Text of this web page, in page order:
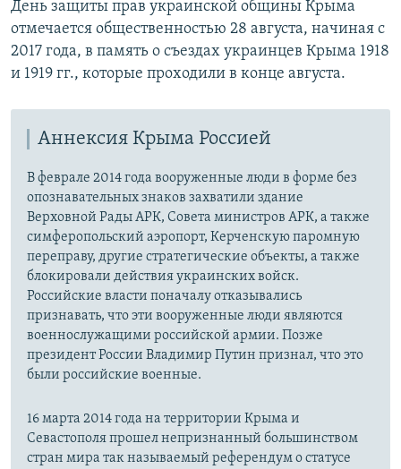
День защиты прав украинской общины Крыма
отмечается общественностью 28 августа, начиная с
2017 года, в память о съездах украинцев Крыма 1918
и 1919 гг., которые проходили в конце августа.
Аннексия Крыма Россией
В феврале 2014 года вооруженные люди в форме без
опознавательных знаков захватили здание
Верховной Рады АРК, Совета министров АРК, а также
симферопольский аэропорт, Керченскую паромную
переправу, другие стратегические объекты, а также
блокировали действия украинских войск.
Российские власти поначалу отказывались
признавать, что эти вооруженные люди являются
военнослужащими российской армии. Позже
президент России Владимир Путин признал, что это
были российские военные.
16 марта 2014 года на территории Крыма и
Севастополя прошел непризнанный большинством
стран мира так называемый референдум о статусе